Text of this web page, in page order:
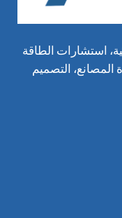
استشارات الطاقة
المصانع، التصميم